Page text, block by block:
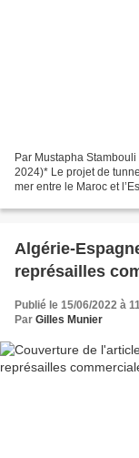
Par Mustapha
2024)* Le projet de
mer entre le Maroc et
Algérie-
représailles
Publié le 15/06/2022 à
Par Gilles Munier